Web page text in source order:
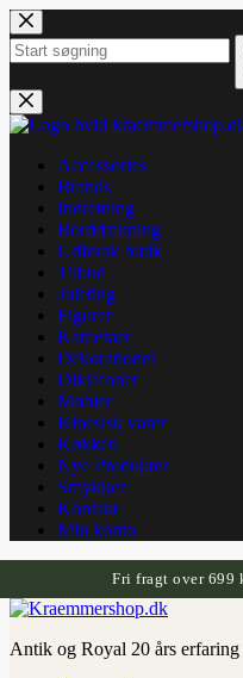
Fortsæt
til
indhold
Ingen
resultater
Accessories
Brands
Indretning
Borddækning
Udforsk butik
Tilbud
Juleting
Figurer
Kameraer
Dekorationer
Diktafoner
Møbler
Kinesisk varer
Køkken
Nye Produkter
Smykker
Kontakt
Min konto
Fri fragt over 699
Antik og Royal 20 års erfaring